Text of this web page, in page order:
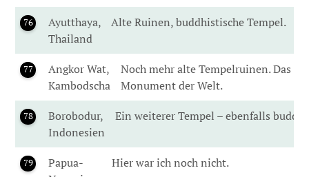
76
Ayutthaya,
Thailand
Alte Ruinen, buddhistische Tempel.
77
Angkor Wat,
Kambodscha
Noch mehr alte Tempelruinen. Das
Monument der Welt.
78
Borobodur,
Indonesien
Ein weiterer Tempel – ebenfalls
79
Papua-
Hier war ich noch nicht.